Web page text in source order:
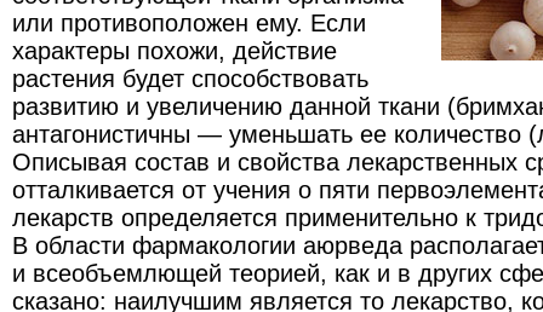
или противоположен ему. Если
характеры похожи, действие
растения будет способствовать
развитию и увеличению данной ткани
антагонистичны — уменьшать ее количество
Описывая состав и свойства лекарственных
отталкивается от учения о пяти
лекарств определяется применительно к
В области фармакологии аюрведа
и всеобъемлющей теорией, как и в других
сказано: наилучшим является то лекарство,